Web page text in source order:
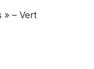
» – Vert